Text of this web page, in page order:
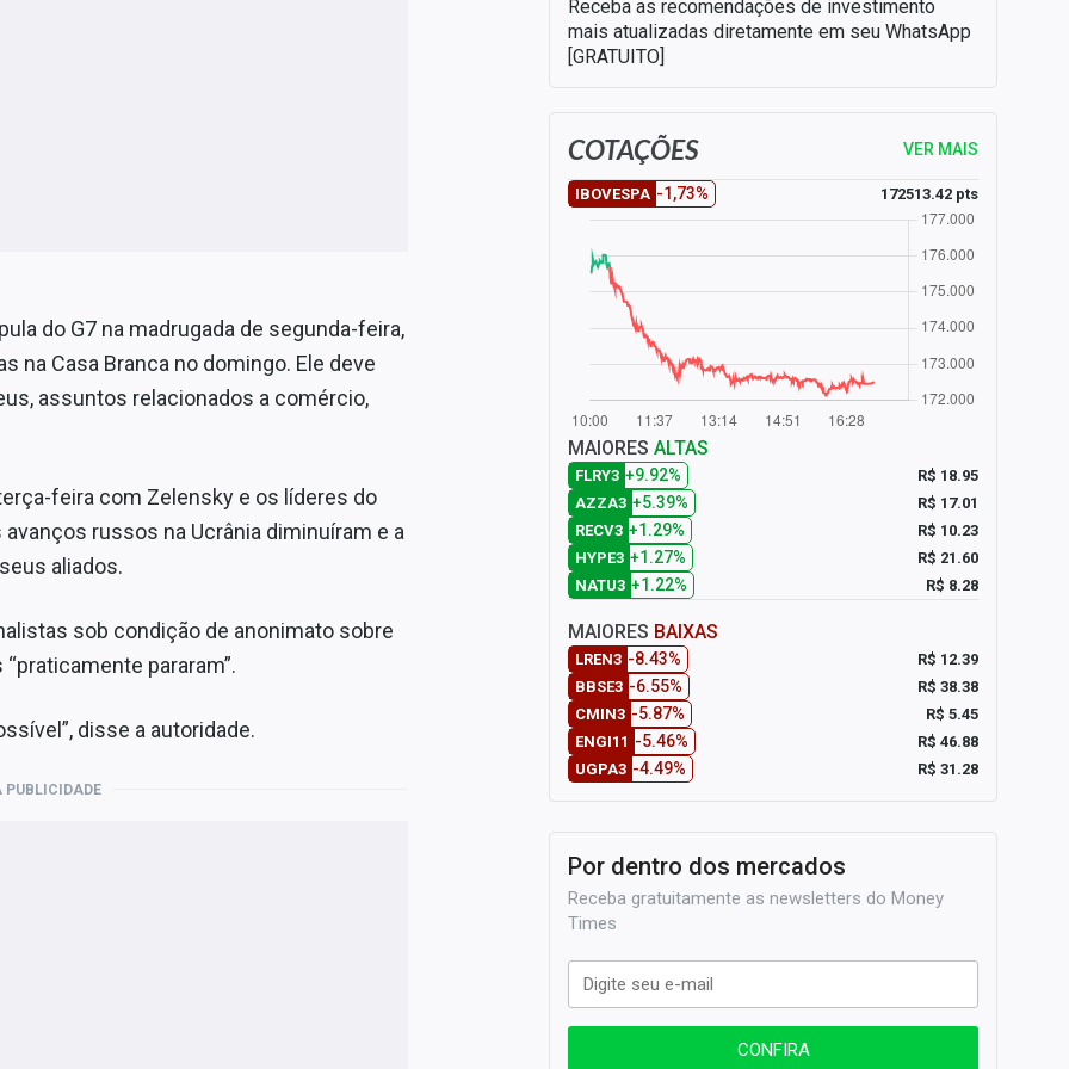
do G7 na madrugada de segunda-feira,
na Casa Branca no domingo. Ele deve
assuntos relacionados a comércio,
feira com Zelensky e os líderes do
russos na Ucrânia diminuíram e a
aliados.
sob condição de anonimato sobre
pararam”.
disse a autoridade.
PUBLICIDADE
Receba as recomendações de investimento
mais atualizadas diretamente em seu WhatsApp
[GRATUITO]
COTAÇÕES VER MAIS
IBOVESPA -1,73% 172513.42 pts
MAIORES ALTAS
FLRY3 +9.92%
R$ 18.95
AZZA3 +5.39%
R$ 17.01
RECV3 +1.29%
R$ 10.23
HYPE3 +1.27%
R$ 21.60
NATU3 +1.22% R$ 8.28
MAIORES BAIXAS
LREN3 -8.43%
R$ 12.39
BBSE3 -6.55%
R$ 38.38
CMIN3 -5.87%
R$ 5.45
ENGI11 -5.46%
R$ 46.88
UGPA3 -4.49% R$ 31.28
Por dentro dos mercados
Receba gratuitamente as newsletters do Money
Times